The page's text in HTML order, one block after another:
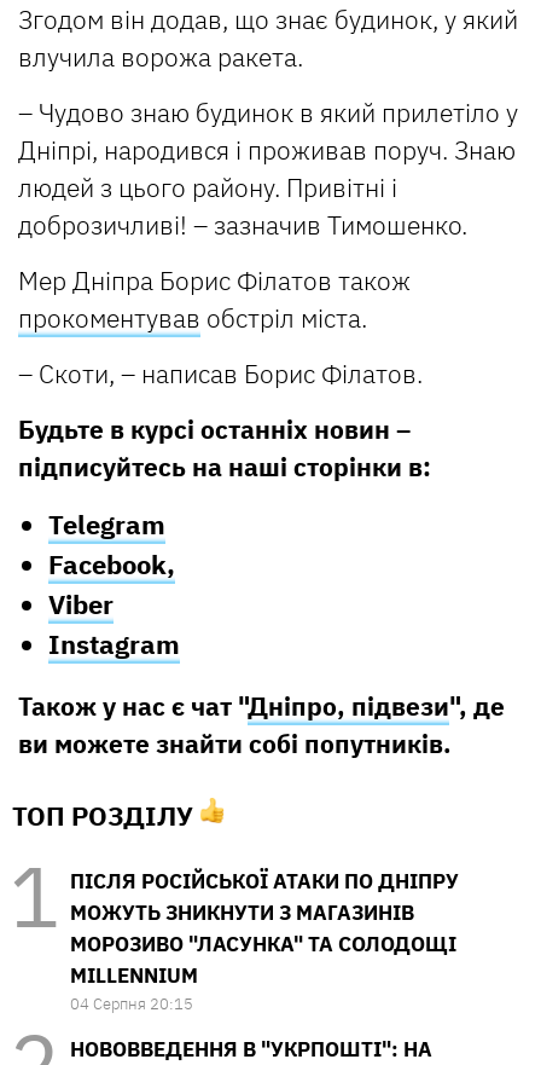
Згодом він додав, що знає будинок, у який
влучила ворожа ракета.
– Чудово знаю будинок в який прилетіло у
Дніпрі, народився і проживав поруч. Знаю
людей з цього району. Привітні і
доброзичливі! – зазначив Тимошенко.
Мер Дніпра Борис Філатов також
прокоментував обстріл міста.
– Скоти, – написав Борис Філатов.
Будьте в курсі останніх новин –
підписуйтесь на наші сторінки в:
Telegram
Facebook,
Viber
Instagram
Також у нас є чат "Дніпро, підвези", де
ви можете знайти собі попутників.
ТОП РОЗДІЛУ
ПІСЛЯ РОСІЙСЬКОЇ АТАКИ ПО ДНІПРУ
МОЖУТЬ ЗНИКНУТИ З МАГАЗИНІВ
МОРОЗИВО "ЛАСУНКА" ТА СОЛОДОЩІ
MILLENNIUM
04 Серпня 20:15
НОВОВВЕДЕННЯ В "УКРПОШТІ": НА